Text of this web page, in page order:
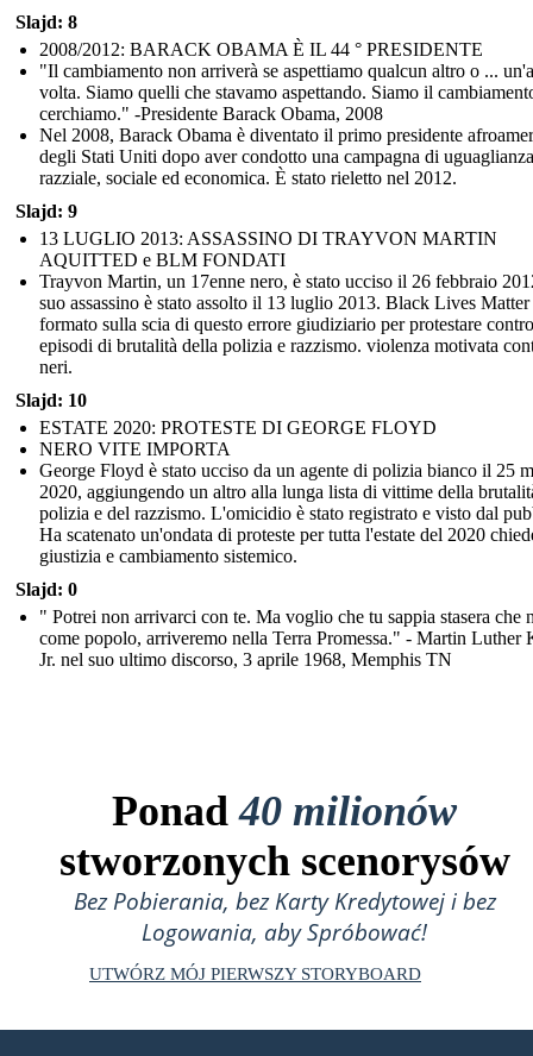
Slajd: 8
2008/2012: BARACK OBAMA È IL 44 ° PRESIDENTE
"Il cambiamento non arriverà se aspettiamo qualcun altro o ...
volta. Siamo quelli che stavamo aspettando. Siamo il
cerchiamo." -Presidente Barack Obama, 2008
Nel 2008, Barack Obama è diventato il primo presidente
degli Stati Uniti dopo aver condotto una campagna di uguaglianza
razziale, sociale ed economica. È stato rieletto nel 2012.
Slajd: 9
13 LUGLIO 2013: ASSASSINO DI TRAYVON MARTIN
AQUITTED e BLM FONDATI
Trayvon Martin, un 17enne nero, è stato ucciso il 26 febbraio
suo assassino è stato assolto il 13 luglio 2013. Black Lives Matter
formato sulla scia di questo errore giudiziario per protestare
episodi di brutalità della polizia e razzismo. violenza motivata
neri.
Slajd: 10
ESTATE 2020: PROTESTE DI GEORGE FLOYD
NERO VITE IMPORTA
George Floyd è stato ucciso da un agente di polizia bianco il 25
2020, aggiungendo un altro alla lunga lista di vittime della
polizia e del razzismo. L'omicidio è stato registrato e visto dal
Ha scatenato un'ondata di proteste per tutta l'estate del 2020
giustizia e cambiamento sistemico.
Slajd: 0
" Potrei non arrivarci con te. Ma voglio che tu sappia stasera che
come popolo, arriveremo nella Terra Promessa." - Martin Luther
Jr. nel suo ultimo discorso, 3 aprile 1968, Memphis TN
Ponad40 milionów
stworzonych scenorysów
Bez Pobierania, bez Karty Kredytowej i bez
Logowania, aby Spróbować!
UTWÓRZ MÓJ PIERWSZY STORYBOARD